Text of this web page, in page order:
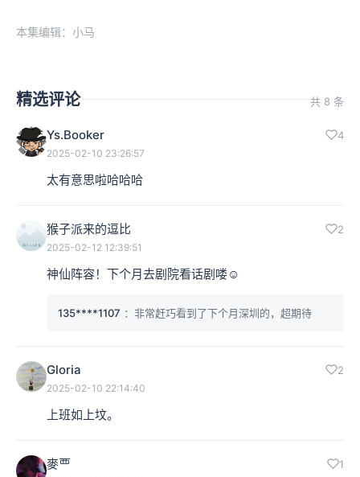
本集编辑：小马
精选评论 共 8 条
Ys.Booker 4
2025-02-10 23:26:57
太有意思啦哈哈哈
猴子派来的逗比 2
2025-02-12 12:39:51
神仙阵容！下个月去剧院看话剧喽☺
135****1107 ：非常赶巧看到了下个月深圳的，超期待
Gloria 2
2025-02-10 22:14:40
上班如上坟。
麥覀 1